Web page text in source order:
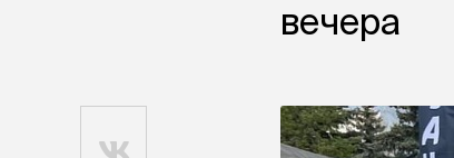
вечера